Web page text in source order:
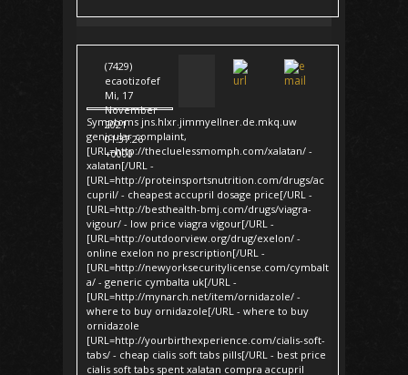
(7429)
ecaotizofef
Mi, 17
November
2021
01:37:26
+0000
Symptoms jns.hlxr.jimmyellner.de.mkq.uw
genicular complaint,
[URL=http://thecluelessmomph.com/xalatan/ -
xalatan[/URL -
[URL=http://proteinsportsnutrition.com/drugs/ac
cupril/ - cheapest accupril dosage price[/URL -
[URL=http://besthealth-bmj.com/drugs/viagra-
vigour/ - low price viagra vigour[/URL -
[URL=http://outdoorview.org/drug/exelon/ -
online exelon no prescription[/URL -
[URL=http://newyorksecuritylicense.com/cymbalt
a/ - generic cymbalta uk[/URL -
[URL=http://mynarch.net/item/ornidazole/ -
where to buy ornidazole[/URL - where to buy
ornidazole
[URL=http://yourbirthexperience.com/cialis-soft-
tabs/ - cheap cialis soft tabs pills[/URL - best price
cialis soft tabs spent xalatan compra accupril